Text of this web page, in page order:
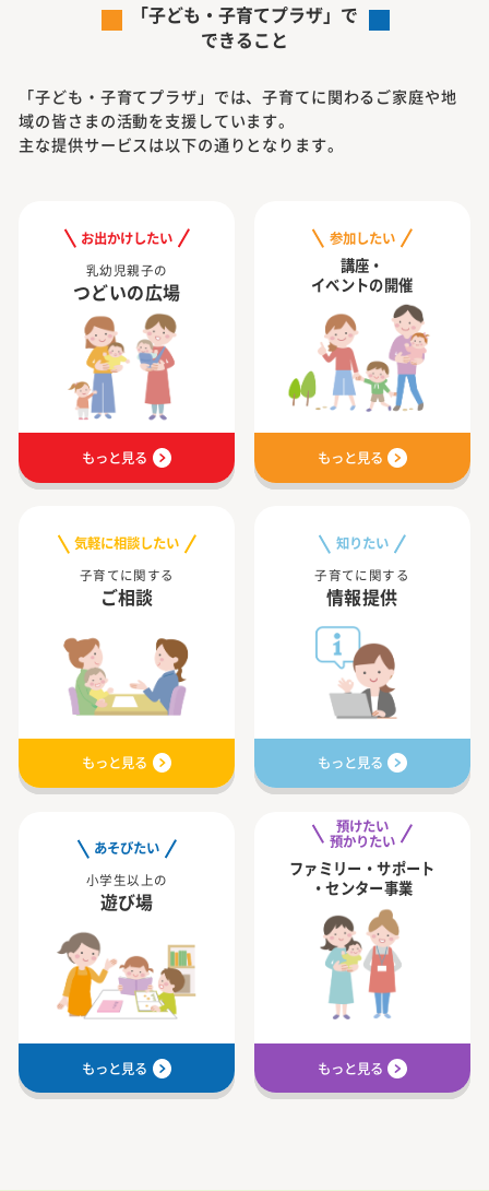
「子ども・子育てプラザ」で
できること
「子ども・子育てプラザ」では、子育てに関わるご家庭や地
域の皆さまの活動を支援しています。
主な提供サービスは以下の通りとなります。
お出かけしたい
乳幼児親子の
つどいの広場
もっと見る
参加したい
講座・
イベントの開催
もっと見る
気軽に相談したい
子育てに関する
ご相談
もっと見る
知りたい
子育てに関する
情報提供
もっと見る
あそびたい
小学生以上の
遊び場
もっと見る
預けたい
預かりたい
ファミリー・サポート
・センター事業
もっと見る